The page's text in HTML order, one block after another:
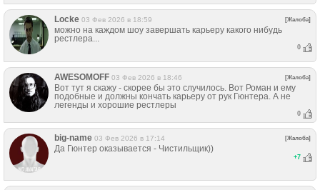
Locke 03 Фев 2026 в 18:59 [Жалоба]
можно на каждом шоу завершать карьеру какого нибудь
рестлера...
0
AWESOMOFF 03 Фев 2026 в 18:46 [Жалоба]
Вот тут я скажу - скорее бы это случилось. Вот Роман и ему
подобные и должны кончать карьеру от рук Гюнтера. А не
легенды и хорошие рестлеры
0
big-name 03 Фев 2026 в 17:14 [Жалоба]
Да Гюнтер оказывается - Чистильщик))
+7